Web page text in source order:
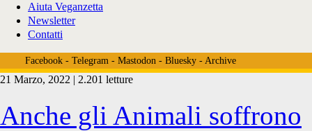
Aiuta Veganzetta
Newsletter
Contatti
Facebook- Telegram- Mastodon- Bluesky- Archive
Tag:
21 Marzo, 2022 | 2.201 letture
Anche gli Animali soffrono